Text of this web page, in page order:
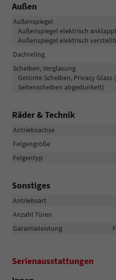
Außen
Außenspiegel
Außenspiegel elektrisch
Außenspiegel elektrisch
Dachreling
Scheiben, Verglasung
Getönte Scheiben, Privacy
Seitenscheiben abgedunkelt)
Räder & Technik
Antriebsachse
Felgengröße
Felgentyp
Sonstiges
Antriebsart
Anzahl Türen
Garantieleistung
Serienausstattungen